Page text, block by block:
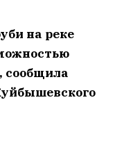
на реке
сообщила